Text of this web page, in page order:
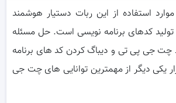
استفاده از این ربات دستیار هوشمند
تولید کدهای برنامه نویسی است. حل مسئله
جی پی تی و دیباگ کردن کد های برنامه
یکی دیگر از مهمترین توانایی های چت جی